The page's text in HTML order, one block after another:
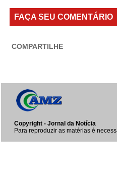
FAÇA SEU COMENTÁRIO
COMPARTILHE
Copyright - Jornal da Notícia
Para reproduzir as matérias é